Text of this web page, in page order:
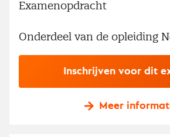
Examenopdracht
Onderdeel van de opleiding
Inschrijven voor dit
Meer